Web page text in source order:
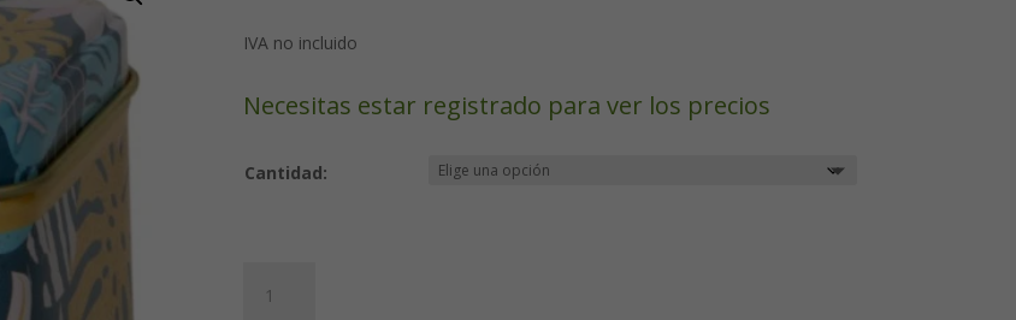
IVA no incluido
Necesitas estar registrado para ver los precios
Cantidad: